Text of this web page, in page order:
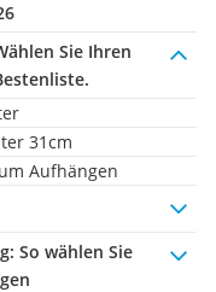
Sie Ihren
31cm
Aufhängen
: So wählen Sie